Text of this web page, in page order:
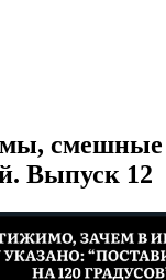
смешные
Выпуск 12